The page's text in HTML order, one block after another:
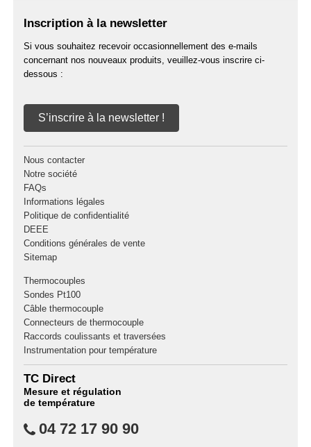
Inscription à la newsletter
Si vous souhaitez recevoir occasionnellement des e-mails
concernant nos nouveaux produits, veuillez-vous inscrire ci-
dessous :
S’inscrire à la newsletter !
Nous contacter
Notre société
FAQs
Informations légales
Politique de confidentialité
DEEE
Conditions générales de vente
Sitemap
Thermocouples
Sondes Pt100
Câble thermocouple
Connecteurs de thermocouple
Raccords coulissants et traversées
Instrumentation pour température
TC Direct
Mesure et régulation
de température
04 72 17 90 90